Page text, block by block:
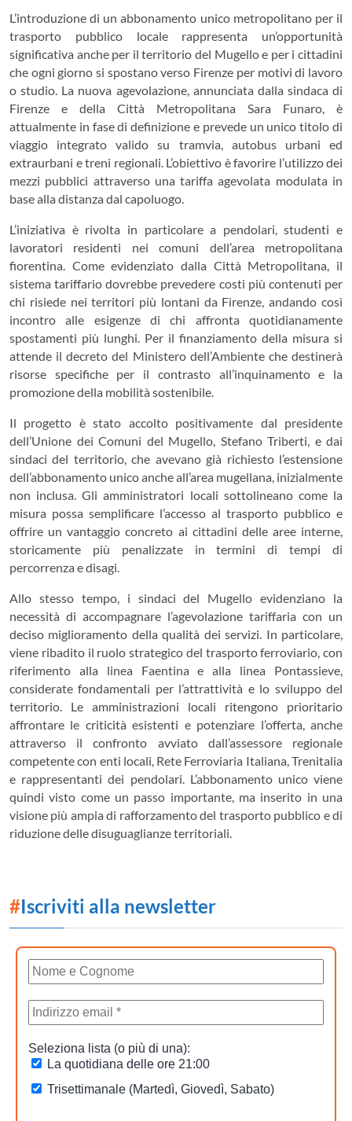
L’introduzione di un abbonamento unico metropolitano per il
trasporto pubblico locale rappresenta un’opportunità
significativa anche per il territorio del Mugello e per i cittadini
che ogni giorno si spostano verso Firenze per motivi di lavoro
o studio. La nuova agevolazione, annunciata dalla sindaca di
Firenze e della Città Metropolitana Sara Funaro, è
attualmente in fase di definizione e prevede un unico titolo di
viaggio integrato valido su tramvia, autobus urbani ed
extraurbani e treni regionali. L’obiettivo è favorire l’utilizzo dei
mezzi pubblici attraverso una tariffa agevolata modulata in
base alla distanza dal capoluogo.
L’iniziativa è rivolta in particolare a pendolari, studenti e
lavoratori residenti nei comuni dell’area metropolitana
fiorentina. Come evidenziato dalla Città Metropolitana, il
sistema tariffario dovrebbe prevedere costi più contenuti per
chi risiede nei territori più lontani da Firenze, andando così
incontro alle esigenze di chi affronta quotidianamente
spostamenti più lunghi. Per il finanziamento della misura si
attende il decreto del Ministero dell’Ambiente che destinerà
risorse specifiche per il contrasto all’inquinamento e la
promozione della mobilità sostenibile.
Il progetto è stato accolto positivamente dal presidente
dell’Unione dei Comuni del Mugello, Stefano Triberti, e dai
sindaci del territorio, che avevano già richiesto l’estensione
dell’abbonamento unico anche all’area mugellana, inizialmente
non inclusa. Gli amministratori locali sottolineano come la
misura possa semplificare l’accesso al trasporto pubblico e
offrire un vantaggio concreto ai cittadini delle aree interne,
storicamente più penalizzate in termini di tempi di
percorrenza e disagi.
Allo stesso tempo, i sindaci del Mugello evidenziano la
necessità di accompagnare l’agevolazione tariffaria con un
deciso miglioramento della qualità dei servizi. In particolare,
viene ribadito il ruolo strategico del trasporto ferroviario, con
riferimento alla linea Faentina e alla linea Pontassieve,
considerate fondamentali per l’attrattività e lo sviluppo del
territorio. Le amministrazioni locali ritengono prioritario
affrontare le criticità esistenti e potenziare l’offerta, anche
attraverso il confronto avviato dall’assessore regionale
competente con enti locali, Rete Ferroviaria Italiana, Trenitalia
e rappresentanti dei pendolari. L’abbonamento unico viene
quindi visto come un passo importante, ma inserito in una
visione più ampia di rafforzamento del trasporto pubblico e di
riduzione delle disuguaglianze territoriali.
#Iscriviti alla newsletter